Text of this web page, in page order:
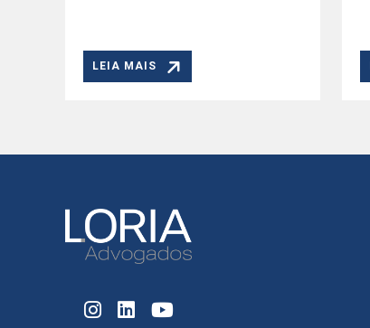
LEIA MAIS